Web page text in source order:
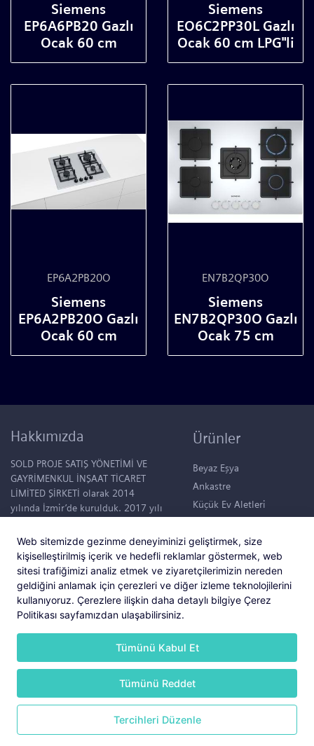
Web sitemizde gezinme deneyiminizi geliştirmek, size
kişiselleştirilmiş içerik ve hedefli reklamlar göstermek, web
sitesi trafiğimizi analiz etmek ve ziyaretçilerimizin nereden
geldiğini anlamak için çerezleri ve diğer izleme teknolojilerini
kullanıyoruz. Çerezlere ilişkin daha detaylı bilgiye Çerez
Politikası sayfamızdan ulaşabilirsiniz.
Tümünü Kabul Et
Tümünü Reddet
Tercihleri Düzenle
Siemens
EP6A6PB20 Gazlı
Ocak 60 cm
Siemens
EO6C2PP30L Gazlı
Ocak 60 cm LPG"li
EP6A2PB20O
Siemens
EP6A2PB20O Gazlı
Ocak 60 cm
EN7B2QP30O
Siemens
EN7B2QP30O Gazlı
Ocak 75 cm
Hakkımızda
SOLD PROJE SATIŞ YÖNETİMİ VE
GAYRİMENKUL İNŞAAT TİCARET
LİMİTED ŞİRKETİ olarak 2014
yılında İzmir’de kurulduk. 2017 yılı
Hayatlar.” sloganıyla konut projesi
tasarlamaya başladık. Şuanda,
50.000 m2 büyüklüğünde devasa
bir bahçede tüm ihtiyaçları
düşünülmüş 95 konutluk bir yaşam
alanı içerisinde; “Hayat Foça”
www.hayatfoca.com sayfasında
görebilirsiniz.
Ürünler
Beyaz Eşya
Ankastre
Küçük Ev Aletleri
Su Sebilleri